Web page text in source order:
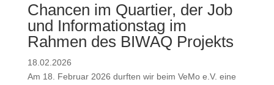
Chancen im Quartier, der Job
und Informationstag im
Rahmen des BIWAQ Projekts
18.02.2026
Am 18. Februar 2026 durften wir beim VeMo e.V. eine